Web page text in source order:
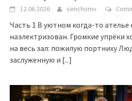
12.06.2026 senchomv
Часть 1 В уютном когда-то ателье
наэлектризован. Громкие упрёки
на весь зал: пожилую портниху
заслуженную и [...]